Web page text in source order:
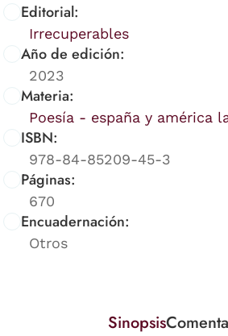
Editorial:
Irrecuperables
Año de edición:
2023
Materia:
Poesía - españa y américa
ISBN:
978-84-85209-45-3
Páginas:
670
Encuadernación:
Otros
Sinopsis